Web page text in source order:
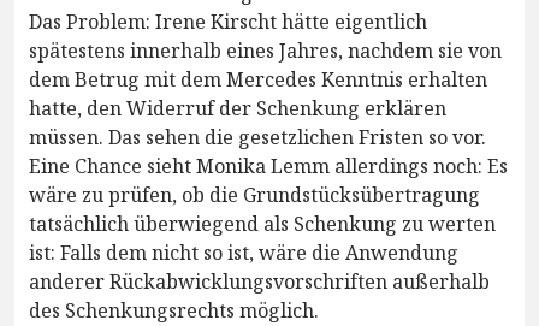
Das Problem: Irene Kirscht hätte eigentlich
spätestens innerhalb eines Jahres, nachdem sie von
dem Betrug mit dem Mercedes Kenntnis erhalten
hatte, den Widerruf der Schenkung erklären
müssen. Das sehen die gesetzlichen Fristen so vor.
Eine Chance sieht Monika Lemm allerdings noch: Es
wäre zu prüfen, ob die Grundstücksübertragung
tatsächlich überwiegend als Schenkung zu werten
ist: Falls dem nicht so ist, wäre die Anwendung
anderer Rückabwicklungsvorschriften außerhalb
des Schenkungsrechts möglich.